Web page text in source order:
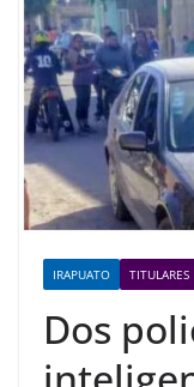
IRAPUATO TITULARES
Dos